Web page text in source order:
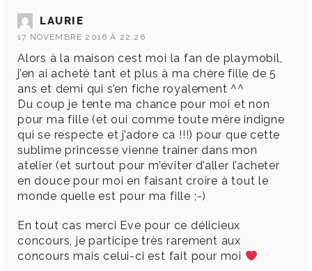
LAURIE
17 NOVEMBRE 2016 À 22:26
Alors à la maison cest moi la fan de playmobil,
j’en ai acheté tant et plus à ma chère fille de 5
ans et demi qui s’en fiche royalement ^^
Du coup je tente ma chance pour moi et non
pour ma fille (et oui comme toute mère indigne
qui se respecte et j’adore ca !!!) pour que cette
sublime princesse vienne trainer dans mon
atelier (et surtout pour m’éviter d’aller l’acheter
en douce pour moi en faisant croire à tout le
monde quelle est pour ma fille ;-)
En tout cas merci Eve pour ce délicieux
concours, je participe très rarement aux
concours mais celui-ci est fait pour moi